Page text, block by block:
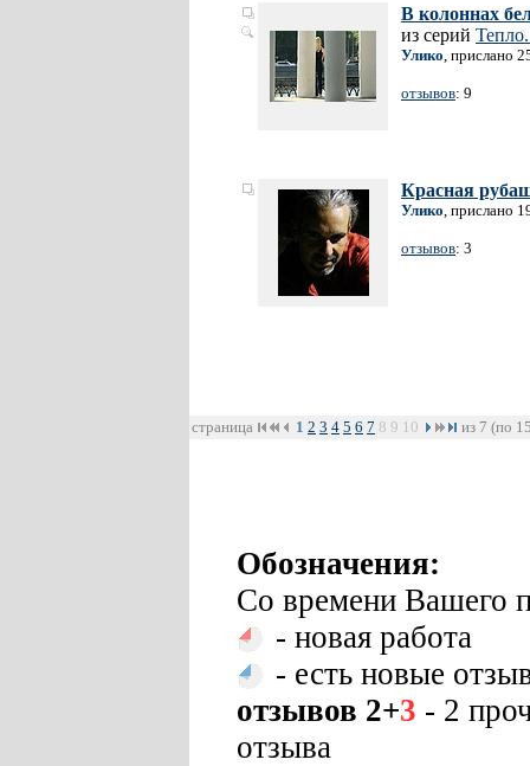
В колоннах
из серий
Улико, прислано
отзывов: 9
Красная
Улико, прислано
отзывов: 3
страница 1 2 3 4 5 6 7 8 9 10 из 7 (по
Обозначения:
Со времени Вашего
- новая работа
- есть новые
отзывов 2+3 - 2
отзыва